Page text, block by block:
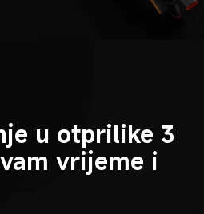
u otprilike 3
vrijeme i